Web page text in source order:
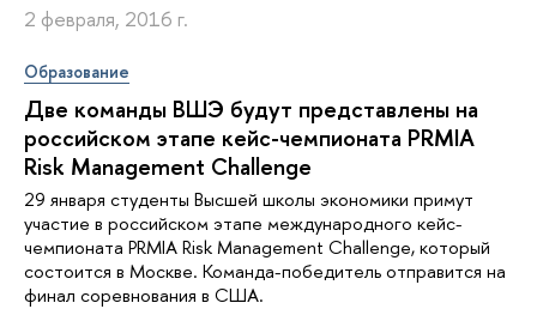
2 февраля, 2016 г.
Образование
Две команды ВШЭ будут представлены на
российском этапе кейс-чемпионата PRMIA
Risk Management Challenge
29 января студенты Высшей школы экономики примут
участие в российском этапе международного кейс-
чемпионата PRMIA Risk Management Challenge, который
состоится в Москве. Команда-победитель отправится на
финал соревнования в США.